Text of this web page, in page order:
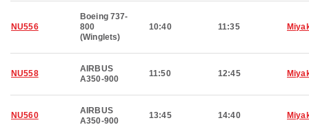
NU556
Boeing 737-
800
(Winglets)
10:40 11:35
NU558
AIRBUS
A350-900
11:50 12:45
NU560
AIRBUS
A350-900
13:45 14:40